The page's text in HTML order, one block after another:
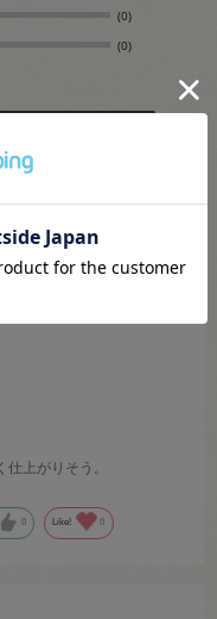
(0)
(0)
上がりそう。
0 Like! 0